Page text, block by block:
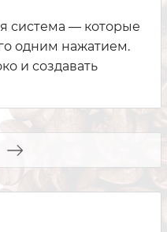
система — которые
одним нажатием.
и создавать